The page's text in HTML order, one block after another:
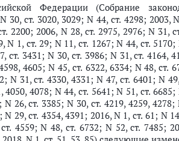
Федерации (Собрание
ст. 3020, 3029; N 44, ст. 4298; 2003,
2200; 2006, N 28, ст. 2975, 2976; N 31,
N 1, ст. 29; N 11, ст. 1267; N 44, ст.
ст. 3431; N 30, ст. 3986; N 31, ст. 4164,
4605; N 45, ст. 6322, 6334; N 48, ст.
N 31, ст. 4330, 4331; N 47, ст. 6401; N
4078; N 44, ст. 5641; N 51, ст.
26, ст. 3385; N 30, ст. 4219, 4259,
29, ст. 4354, 4391; 2016, N 1, ст. 61; N
4559; N 48, ст. 6732; N 52, ст. 7485;